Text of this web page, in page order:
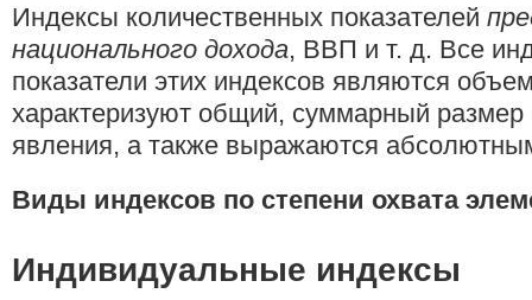
Индексы количественных показателей
национального дохода, ВВП и т. д. Все
показатели этих индексов являются
характеризуют общий, суммарный размер
явления, а также выражаются
Виды индексов по степени охвата
Индивидуальные индексы